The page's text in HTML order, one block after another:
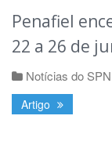
Penafiel
22 a 26 de
Notícias do SPN
Artigo